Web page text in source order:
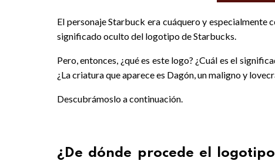
El personaje Starbuck era cuáquero y
significado oculto del logotipo de Starbucks.
Pero, entonces, ¿qué es este logo? ¿Cuál es el
¿La criatura que aparece es Dagón, un maligno y
Descubrámoslo a continuación.
¿De dónde procede el